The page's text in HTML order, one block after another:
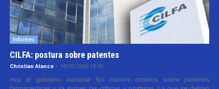
Informes
CILFA: postura sobre patentes
Christian Atance - 18/03/2026 15:45
Hoy el gobierno nacional fijó nuevos criterios sobre patentes